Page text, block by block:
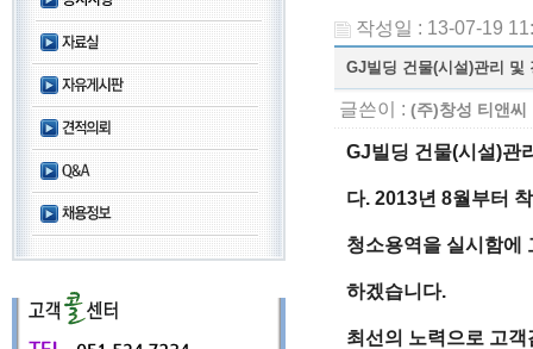
작성일 : 13-07-19
GJ빌딩 건물(시설)관리 및
글쓴이 : (주)창성 티앤씨
GJ빌딩 건물(시설)관
다. 2013년 8월부터
청소용역을 실시함에
하겠습니다.
최선의 노력으로 고